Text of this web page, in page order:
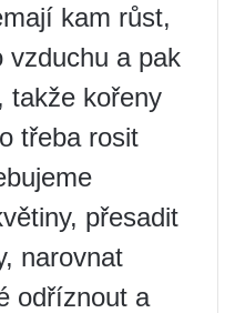
kam růst,
vzduchu a pak
takže kořeny
třeba rosit
přesadit
narovnat
odříznout a